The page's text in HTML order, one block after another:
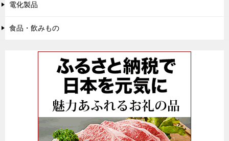
電化製品
食品・飲みもの